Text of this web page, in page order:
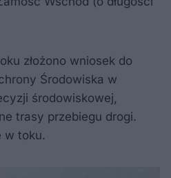
złożono wniosek do
Środowiska w
środowiskowej,
trasy przebiegu drogi.
w toku.